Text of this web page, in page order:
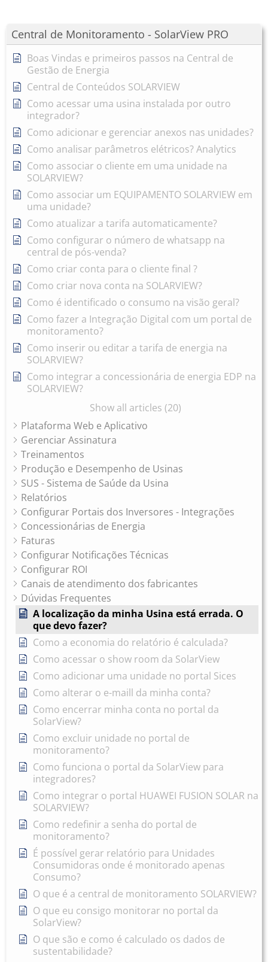
Central de Monitoramento - SolarView PRO
Boas Vindas e primeiros passos na Central de
Gestão de Energia
Central de Conteúdos SOLARVIEW
Como acessar uma usina instalada por outro
integrador?
Como adicionar e gerenciar anexos nas unidades?
Como analisar parâmetros elétricos? Analytics
Como associar o cliente em uma unidade na
SOLARVIEW?
Como associar um EQUIPAMENTO SOLARVIEW em
uma unidade?
Como atualizar a tarifa automaticamente?
Como configurar o número de whatsapp na
central de pós-venda?
Como criar conta para o cliente final ?
Como criar nova conta na SOLARVIEW?
Como é identificado o consumo na visão geral?
Como fazer a Integração Digital com um portal de
monitoramento?
Como inserir ou editar a tarifa de energia na
SOLARVIEW?
Como integrar a concessionária de energia EDP na
SOLARVIEW?
Show all articles (20)
Plataforma Web e Aplicativo
Gerenciar Assinatura
Treinamentos
Produção e Desempenho de Usinas
SUS - Sistema de Saúde da Usina
Relatórios
Configurar Portais dos Inversores - Integrações
Concessionárias de Energia
Faturas
Configurar Notificações Técnicas
Configurar ROI
Canais de atendimento dos fabricantes
Dúvidas Frequentes
A localização da minha Usina está errada. O
que devo fazer?
Como a economia do relatório é calculada?
Como acessar o show room da SolarView
Como adicionar uma unidade no portal Sices
Como alterar o e-maill da minha conta?
Como encerrar minha conta no portal da
SolarView?
Como excluir unidade no portal de
monitoramento?
Como funciona o portal da SolarView para
integradores?
Como integrar o portal HUAWEI FUSION SOLAR na
SOLARVIEW?
Como redefinir a senha do portal de
monitoramento?
É possível gerar relatório para Unidades
Consumidoras onde é monitorado apenas
Consumo?
O que é a central de monitoramento SOLARVIEW?
O que eu consigo monitorar no portal da
SolarView?
O que são e como é calculado os dados de
sustentabilidade?